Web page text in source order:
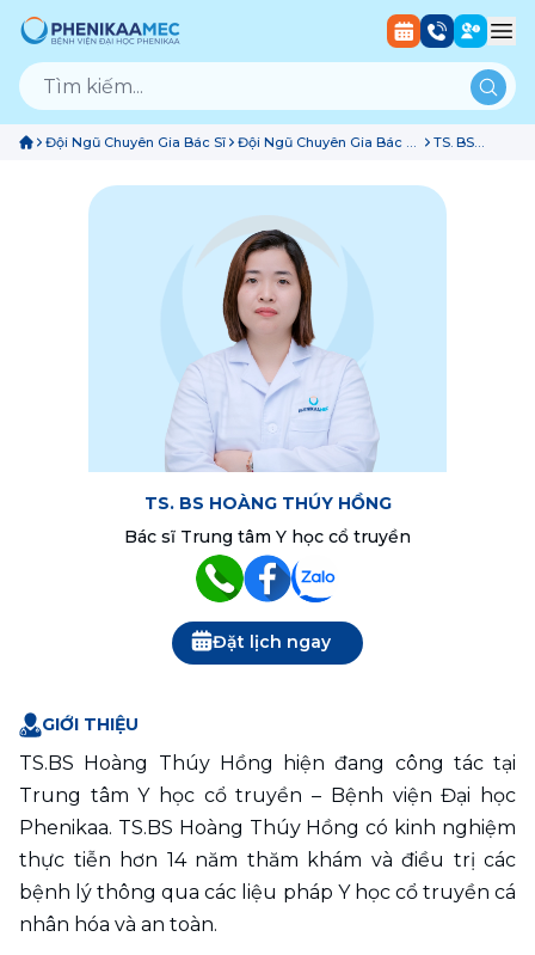
Đội Ngũ Chuyên Gia Bác Sĩ
Đội Ngũ Chuyên Gia Bác Sĩ
TS. BS
TS. BS HOÀNG THÚY HỒNG
Bác sĩ Trung tâm Y học cổ truyền
Đặt lịch ngay
GIỚI THIỆU
TS.BS Hoàng Thúy Hồng hiện đang công tác tại
Trung tâm Y học cổ truyền – Bệnh viện Đại học
Phenikaa. TS.BS Hoàng Thúy Hồng có kinh nghiệm
thực tiễn hơn 14 năm thăm khám và điều trị các
bệnh lý thông qua các liệu pháp Y học cổ truyền cá
nhân hóa và an toàn.